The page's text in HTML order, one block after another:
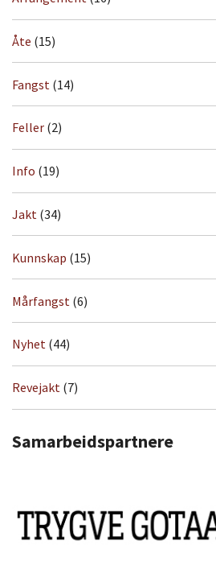
Åte (15)
Fangst (14)
Feller (2)
Info (19)
Jakt (34)
Kunnskap (15)
Mårfangst (6)
Nyhet (44)
Revejakt (7)
Samarbeidspartnere